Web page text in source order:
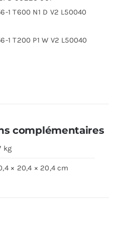
1 T600 N1 D V2 L50040
1 T200 P1 W V2 L50040
complémentaires
kg
× 20,4 × 20,4 cm